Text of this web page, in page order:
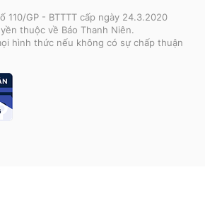
110/GP - BTTTT cấp ngày 24.3.2020
thuộc về Báo Thanh Niên.
hình thức nếu không có sự chấp thuận